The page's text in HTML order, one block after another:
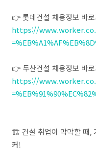
👉 롯데건설 채용정보 바로
https://
👉 두산건설 채용정보 바로
https://
🏗️ 건설 취업이 막막할 때,
커!